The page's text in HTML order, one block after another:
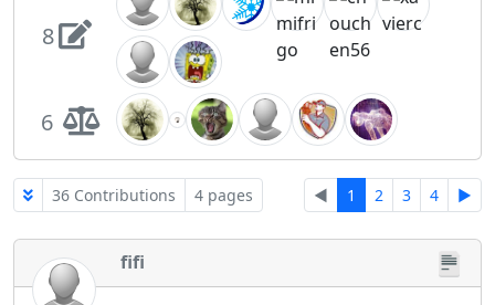
8
6
36 Contributions 4 pages ◄ 1 2 3 4 ►
fifi